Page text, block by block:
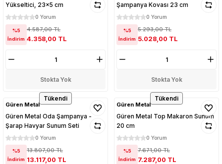
Yükseltici, 23x5 cm
0 Yorum
%5
İndirim
4.587,00 TL
4.358,00 TL
Stokta Yok
Şampanya Kovası 23 cm
0 Yorum
%5
İndirim
5.293,00 TL
5.028,00 TL
Stokta Yok
Tükendi
Güren Metal
Güren Metal Oda Şampanya -
Şarap Havyar Sunum Seti
0 Yorum
%5
İndirim
13.807,00 TL
13.117,00 TL
Tükendi
Güren Metal
Güren Metal Top Makaron Sunum
20 cm
0 Yorum
%5
İndirim
7.671,00 TL
7.287,00 TL